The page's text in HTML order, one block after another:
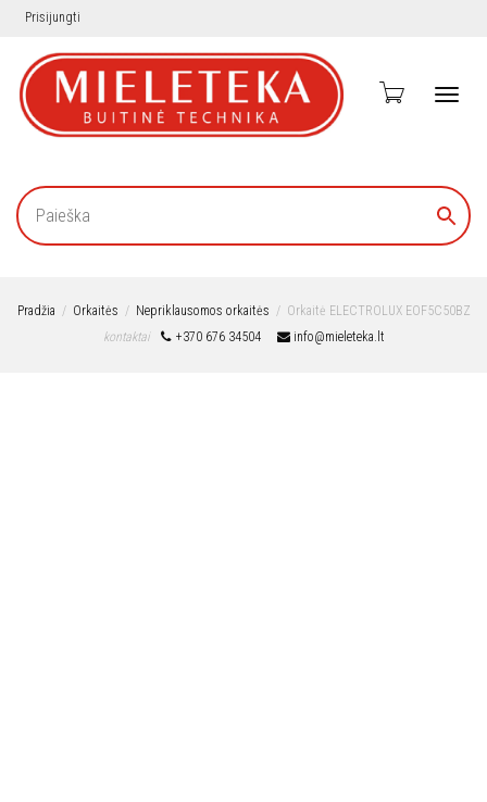
Prisijungti
Pradžia Orkaitės Nepriklausomos orkaitės
Orkaitė ELECTROLUX EOF5C50BZ
kontaktai
+370 676 34504 info@mieleteka.lt